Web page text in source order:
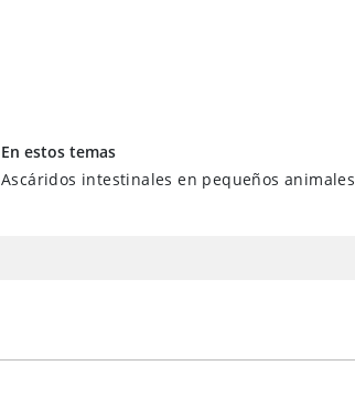
En estos temas
Ascáridos intestinales en pequeños animales